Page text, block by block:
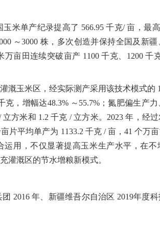
米单产纪录提高了 566.95千克/亩，最
～3000 株，多次创造并保持全国及新
万亩田连续突破亩产 1100千克、 1200千
溉玉米区，经实际测产采用该技术模式的
克，增幅达48.3% ～ 55.7% ；氮肥偏生产
立方米和 1.2千克 / 立方米。 2023年，经
片平均单产为 1133.2 千克 /亩，41个万
用，不仅显著提高玉米生产水平，在不
灌溉区的节水增粮新模式。
2016年、新疆维吾尔自治区 2019年度